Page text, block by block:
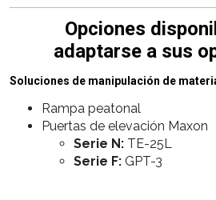
Opciones
adaptarse a sus
Soluciones de manipulación de
Rampa peatonal
Puertas de elevación Maxon
Serie N:TE-25L
Serie F:GPT-3